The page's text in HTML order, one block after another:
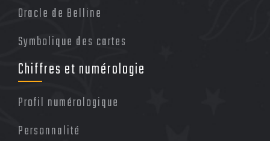
Oracle de Belline
Symbolique des cartes
Chiffres et numérologie
Profil numérologique
Personnalité